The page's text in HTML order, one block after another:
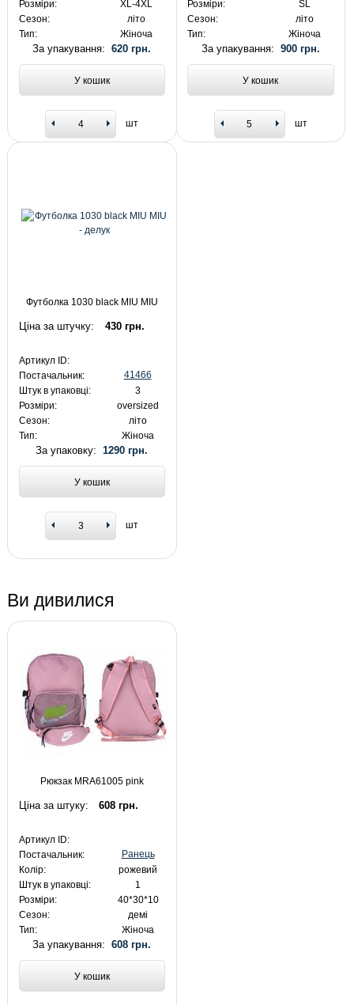
Розміри:
XL-4XL
Сезон:
літо
Тип:
Жіноча
За упакування:620 грн.
У кошик
шт
Розміри:
SL
Сезон:
літо
Тип:
Жіноча
За упакування: 900 грн.
У кошик
шт
Футболка 1030 black MIU MIU
Ціна за штучку: 430 грн.
Артикул ID:
Постачальник:
41466
Штук в упаковці:
3
Розміри:
oversized
Сезон:
літо
Тип:
Жіноча
За упаковку:1290 грн.
У кошик
шт
Ви дивилися
Рюкзак MRA61005 pink
Ціна за штуку: 608 грн.
Артикул ID:
Постачальник:
Ранець
Колір:
рожевий
Штук в упаковці:
1
Розміри:
40*30*10
Сезон:
демі
Тип:
Жіноча
За упакування:608 грн.
У кошик